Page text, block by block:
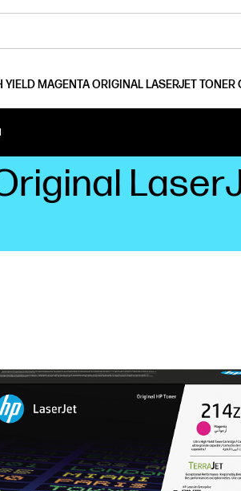
YIELD MAGENTA ORIGINAL LASERJET